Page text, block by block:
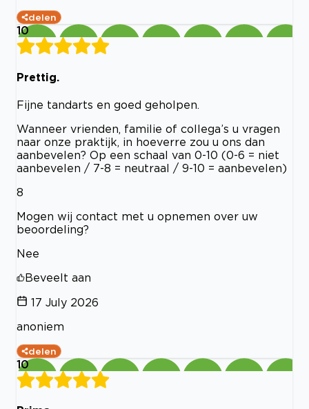
delen
10
Prettig.
Fijne tandarts en goed geholpen.
Wanneer vrienden, familie of collega’s u vragen
naar onze praktijk, in hoeverre zou u ons dan
aanbevelen? Op een schaal van 0-10 (0-6 = niet
aanbevelen / 7-8 = neutraal / 9-10 = aanbevelen)
8
Mogen wij contact met u opnemen over uw
beoordeling?
Nee
Beveelt aan
17 July 2026
anoniem
delen
10